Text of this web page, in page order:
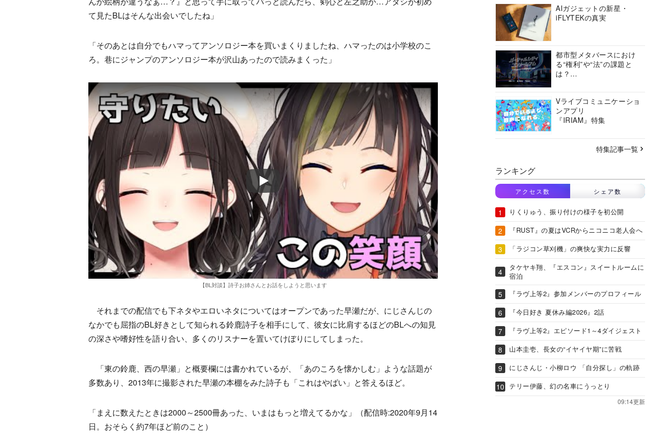
て見たBLはそんな出会いでしたね」
「そのあとは自分でもハマってアンソロジー本を買いまくりましたね、ハマったのは小学校のこ
ろ。巷にジャンプのアンソロジー本が沢山あったので読みまくった」
Play
【BL対談】詩子お姉さんとお話をしようと思います
それまでの配信でも下ネタやエロいネタについてはオープンであった早瀬だが、にじさんじの
なかでも屈指のBL好きとして知られる鈴鹿詩子を相手にして、彼女に比肩するほどのBLへの知見
の深さや嗜好性を語り合い、多くのリスナーを置いてけぼりにしてしまった。
「東の鈴鹿、西の早瀬」と概要欄には書かれているが、「あのころを懐かしむ」ような話題が
多数あり、2013年に撮影された早瀬の本棚をみた詩子も「これはやばい」と答えるほど。
「まえに数えたときは2000～2500冊あった、いまはもっと増えてるかな」（配信時:2020年9月14
日。おそらく約7年ほど前のこと）
AIガジェットの新星・
iFLYTEKの真実
都市型メタバースにおけ
る“権利”や“法”の課題と
は？
ーシアムの挑戦に迫る
Vライブコミュニケーショ
ンアプリ
『IRIAM』特集
特集記事一覧
ランキング
アクセス数 シェア数
りくりゅう、振り付けの様子を初公開
『RUST』の夏はVCRからニコニコ老人会へ
「ラジコン草刈機」の爽快な実力に反響
タケヤキ翔、『エスコン』スイートルームに
宿泊
『ラヴ上等2』参加メンバーのプロフィール
『今日好き 夏休み編2026』2話
『ラヴ上等2』エピソード1～4ダイジェスト
山本圭壱、長女の“イヤイヤ期”に苦戦
にじさんじ・小柳ロウ 「自分探し」の軌跡
テリー伊藤、幻の名車にうっとり
09:14更新